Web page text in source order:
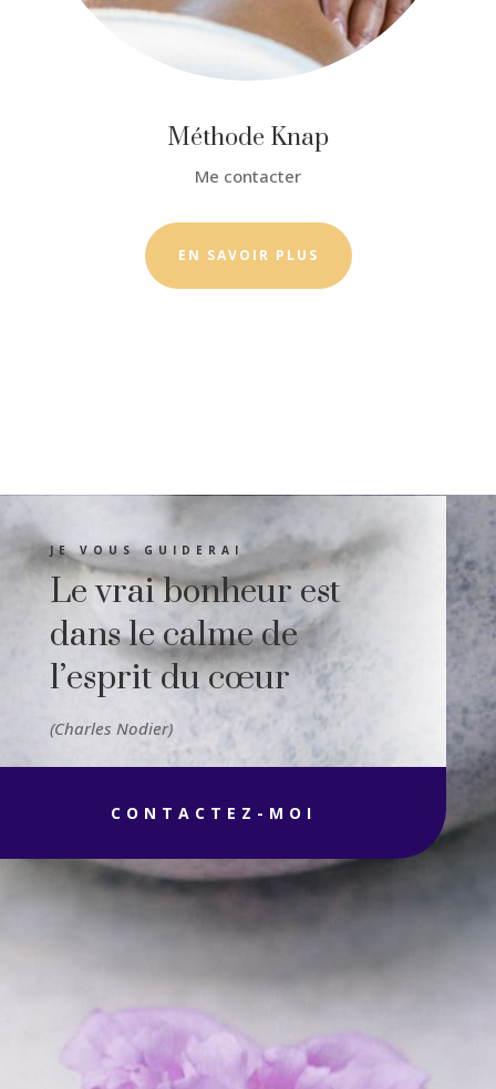
Méthode Knap
Me contacter
EN SAVOIR PLUS
JE VOUS GUIDERAI
Le vrai bonheur est
dans le calme de
l’esprit du cœur
(Charles Nodier)
CONTACTEZ-MOI